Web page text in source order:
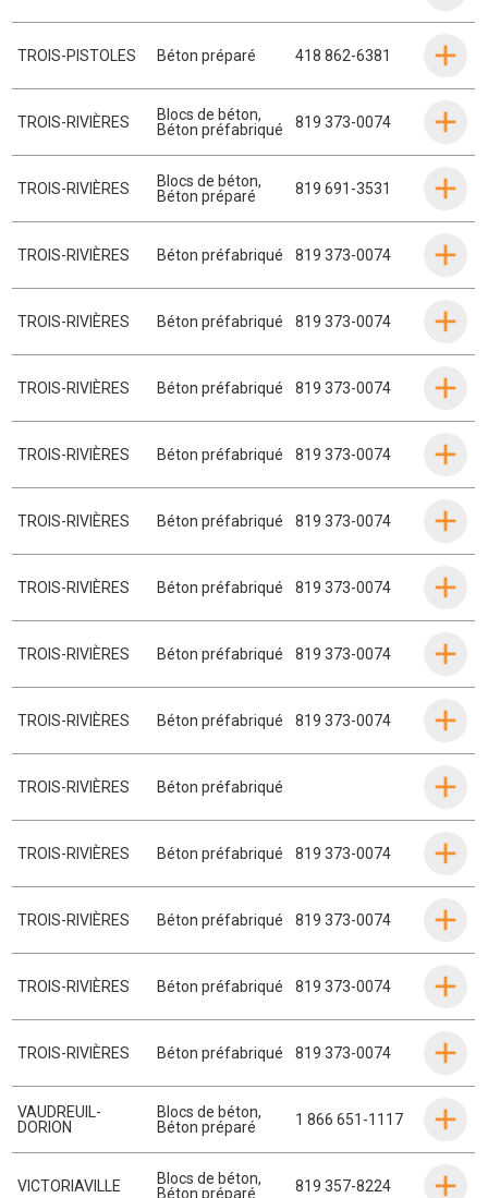
TROIS-PISTOLES Béton préparé 418 862-6381
TROIS-RIVIÈRES Blocs de béton,
Béton préfabriqué
819 373-0074
TROIS-RIVIÈRES Blocs de béton,
Béton préparé
819 691-3531
TROIS-RIVIÈRES Béton préfabriqué 819 373-0074
TROIS-RIVIÈRES Béton préfabriqué 819 373-0074
TROIS-RIVIÈRES Béton préfabriqué 819 373-0074
TROIS-RIVIÈRES Béton préfabriqué 819 373-0074
TROIS-RIVIÈRES Béton préfabriqué 819 373-0074
TROIS-RIVIÈRES Béton préfabriqué 819 373-0074
TROIS-RIVIÈRES Béton préfabriqué 819 373-0074
TROIS-RIVIÈRES Béton préfabriqué 819 373-0074
TROIS-RIVIÈRES Béton préfabriqué
TROIS-RIVIÈRES Béton préfabriqué 819 373-0074
TROIS-RIVIÈRES Béton préfabriqué 819 373-0074
TROIS-RIVIÈRES Béton préfabriqué 819 373-0074
TROIS-RIVIÈRES Béton préfabriqué 819 373-0074
VAUDREUIL-
DORION
Blocs de béton,
Béton préparé
1 866 651-1117
VICTORIAVILLE Blocs de béton,
Béton préparé
819 357-8224